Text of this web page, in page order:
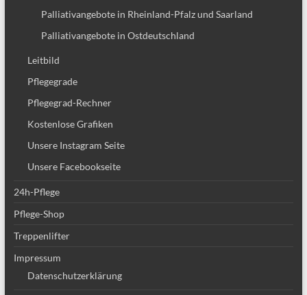
Palliativangebote in Rheinland-Pfalz und Saarland
Palliativangebote in Ostdeutschland
Leitbild
Pflegegrade
Pflegegrad-Rechner
Kostenlose Grafiken
Unsere Instagram Seite
Unsere Facebookseite
24h-Pflege
Pflege-Shop
Treppenlifter
Impressum
Datenschutzerklärung